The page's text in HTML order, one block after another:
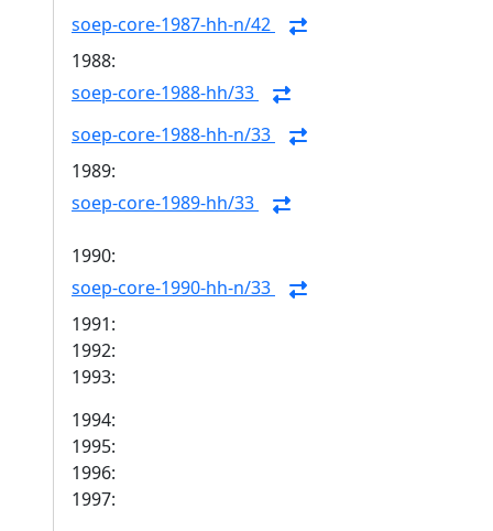
soep-core-1987-hh-n/42
1988:
soep-core-1988-hh/33
soep-core-1988-hh-n/33
1989:
soep-core-1989-hh/33
1990:
soep-core-1990-hh-n/33
1991:
1992:
1993:
1994:
1995:
1996:
1997: